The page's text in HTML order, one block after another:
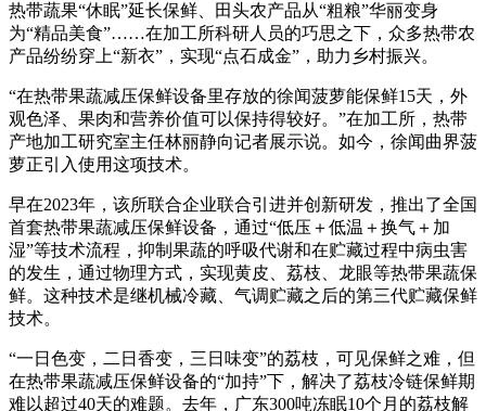
热带蔬果“休眠”延长保鲜、田头农产品从“粗粮”华丽变身
为“精品美食”……在加工所科研人员的巧思之下，众多热带农
产品纷纷穿上“新衣”，实现“点石成金”，助力乡村振兴。
“在热带果蔬减压保鲜设备里存放的徐闻菠萝能保鲜15天，外
观色泽、果肉和营养价值可以保持得较好。”在加工所，热带
产地加工研究室主任林丽静向记者展示说。如今，徐闻曲界菠
萝正引入使用这项技术。
早在2023年，该所联合企业联合引进并创新研发，推出了全国
首套热带果蔬减压保鲜设备，通过“低压＋低温＋换气＋加
湿”等技术流程，抑制果蔬的呼吸代谢和在贮藏过程中病虫害
的发生，通过物理方式，实现黄皮、荔枝、龙眼等热带果蔬保
鲜。这种技术是继机械冷藏、气调贮藏之后的第三代贮藏保鲜
技术。
“一日色变，二日香变，三日味变”的荔枝，可见保鲜之难，但
在热带果蔬减压保鲜设备的“加持”下，解决了荔枝冷链保鲜期
难以超过40天的难题。去年，广东300吨冻眠10个月的荔枝解